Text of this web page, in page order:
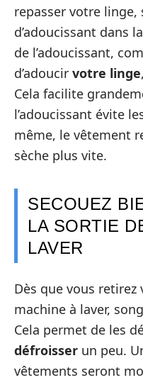
repasser votre linge,
d’adoucissant dans
de l’adoucissant,
d’adoucir votre linge
Cela facilite
l’adoucissant évite
même, le vêtement
sèche plus vite.
SECOUEZ
LA SORTIE
LAVER
Dès que vous
machine à laver,
Cela permet de les
défroisser un peu.
vêtements seront